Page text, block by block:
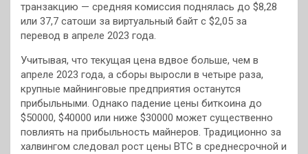
транзакцию — средняя комиссия поднялась до $8,28
или 37,7 сатоши за виртуальный байт с $2,05 за
перевод в апреле 2023 года.
Учитывая, что текущая цена вдвое больше, чем в
апреле 2023 года, а сборы выросли в четыре раза,
крупные майнинговые предприятия останутся
прибыльными. Однако падение цены биткоина до
$50000, $40000 или ниже $30000 может существенно
повлиять на прибыльность майнеров. Традиционно за
халвингом следовал рост цены BTC в среднесрочной и